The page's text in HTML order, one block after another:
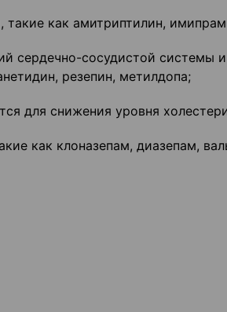
такие как амитриптилин,
сердечно-сосудистой системы
резепин, метилдопа;
для снижения уровня
как клоназепам, диазепам,